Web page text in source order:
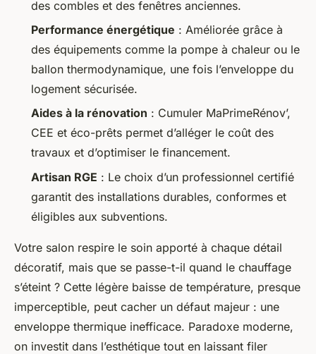
des combles et des fenêtres anciennes.
Performance énergétique : Améliorée grâce à
des équipements comme la pompe à chaleur ou le
ballon thermodynamique, une fois l’enveloppe du
logement sécurisée.
Aides à la rénovation : Cumuler MaPrimeRénov’,
CEE et éco-prêts permet d’alléger le coût des
travaux et d’optimiser le financement.
Artisan RGE : Le choix d’un professionnel certifié
garantit des installations durables, conformes et
éligibles aux subventions.
Votre salon respire le soin apporté à chaque détail
décoratif, mais que se passe-t-il quand le chauffage
s’éteint ? Cette légère baisse de température, presque
imperceptible, peut cacher un défaut majeur : une
enveloppe thermique inefficace. Paradoxe moderne,
on investit dans l’esthétique tout en laissant filer